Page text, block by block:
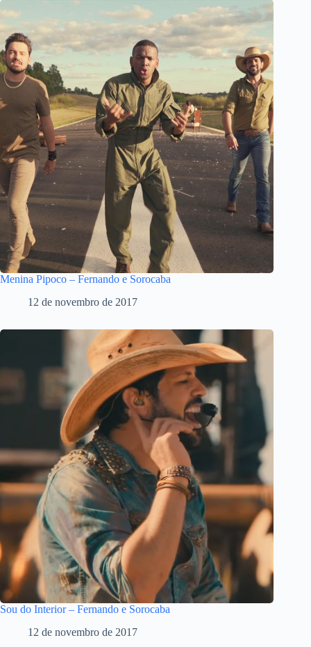
Menina Pipoco – Fernando e Sorocaba
12 de novembro de 2017
Sou do Interior – Fernando e Sorocaba
12 de novembro de 2017